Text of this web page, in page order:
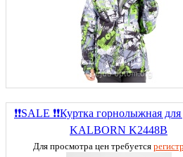
❗❗SALE ❗❗Куртка горнолыжная
KALBORN K2448B
Для просмотра цен требуется